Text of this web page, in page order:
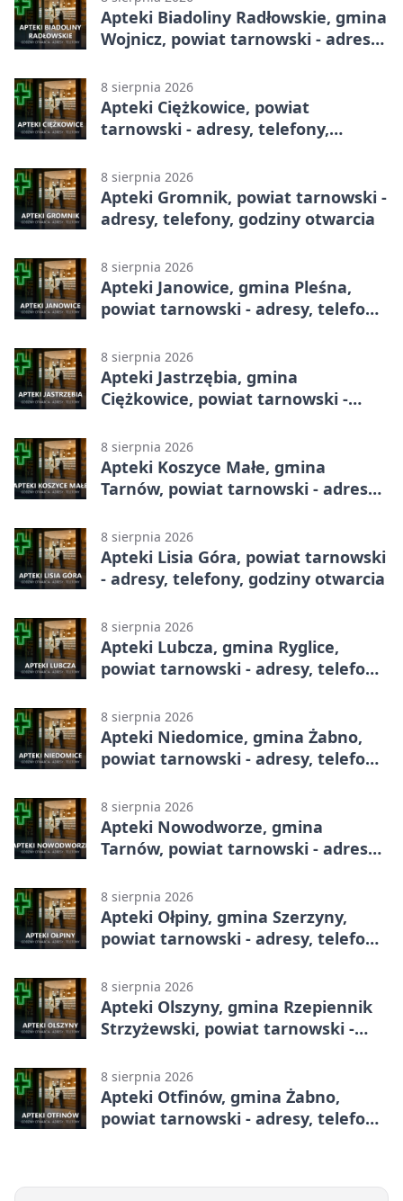
Apteki Biadoliny Radłowskie, gmina
Wojnicz, powiat tarnowski - adresy,
8 sierpnia 2026
Apteki Ciężkowice, powiat
tarnowski - adresy, telefony,
8 sierpnia 2026
Apteki Gromnik, powiat tarnowski -
adresy, telefony, godziny otwarcia
8 sierpnia 2026
Apteki Janowice, gmina Pleśna,
powiat tarnowski - adresy, telefony,
8 sierpnia 2026
Apteki Jastrzębia, gmina
Ciężkowice, powiat tarnowski -
8 sierpnia 2026
Apteki Koszyce Małe, gmina
Tarnów, powiat tarnowski - adresy,
8 sierpnia 2026
Apteki Lisia Góra, powiat tarnowski
- adresy, telefony, godziny otwarcia
8 sierpnia 2026
Apteki Lubcza, gmina Ryglice,
powiat tarnowski - adresy, telefony,
8 sierpnia 2026
Apteki Niedomice, gmina Żabno,
powiat tarnowski - adresy, telefony,
8 sierpnia 2026
Apteki Nowodworze, gmina
Tarnów, powiat tarnowski - adresy,
8 sierpnia 2026
Apteki Ołpiny, gmina Szerzyny,
powiat tarnowski - adresy, telefony,
8 sierpnia 2026
Apteki Olszyny, gmina Rzepiennik
Strzyżewski, powiat tarnowski -
8 sierpnia 2026
Apteki Otfinów, gmina Żabno,
powiat tarnowski - adresy, telefony,